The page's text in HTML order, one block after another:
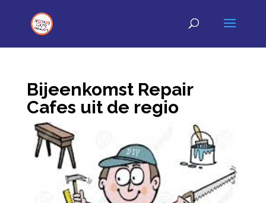
Bijeenkomst Repair
Cafes uit de regio